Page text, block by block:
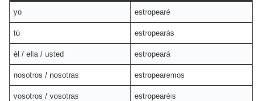
yo estropearé
tú estropearás
él / ella / usted estropeará
nosotros / nosotras estropearemos
vosotros / vosotras estropearéis